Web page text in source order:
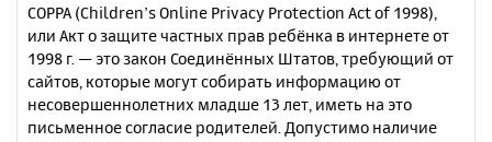
COPPA (Children’s Online Privacy Protection Act of 1998),
или Акт о защите частных прав ребёнка в интернете от
1998 г. — это закон Соединённых Штатов, требующий от
сайтов, которые могут собирать информацию от
несовершеннолетних младше 13 лет, иметь на это
письменное согласие родителей. Допустимо наличие